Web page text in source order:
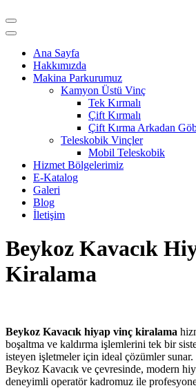
Ana Sayfa
Hakkımızda
Makina Parkurumuz
Kamyon Üstü Vinç
Tek Kırmalı
Çift Kırmalı
Çift Kırma Arkadan
Teleskobik Vinçler
Mobil Teleskobik
Hizmet Bölgelerimiz
E-Katalog
Galeri
Blog
İletişim
Beykoz Kavacık
Kiralama
Beykoz Kavacık hiyap vinç kiralama
boşaltma ve kaldırma işlemlerini tek bir
isteyen işletmeler için ideal çözümler
Beykoz Kavacık ve çevresinde, modern
deneyimli operatör kadromuz ile